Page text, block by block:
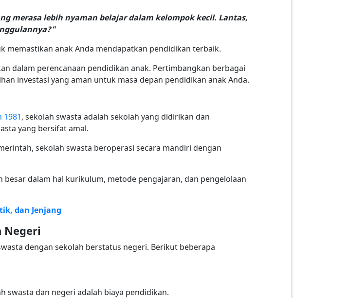
merasa lebih nyaman belajar dalam kelompok kecil. Lantas,
anak Anda mendapatkan pendidikan terbaik.
dalam perencanaan pendidikan anak. Pertimbangkan berbagai
investasi yang aman untuk masa depan pendidikan anak Anda.
, sekolah swasta adalah sekolah yang didirikan dan
yang bersifat amal.
sekolah swasta beroperasi secara mandiri dengan
dalam hal kurikulum, metode pengajaran, dan pengelolaan
dan Jenjang
Negeri
dengan sekolah berstatus negeri. Berikut beberapa
swasta dan negeri adalah biaya pendidikan.